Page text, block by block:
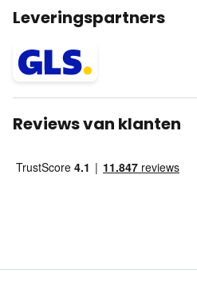
Leveringspartners
Reviews van klanten